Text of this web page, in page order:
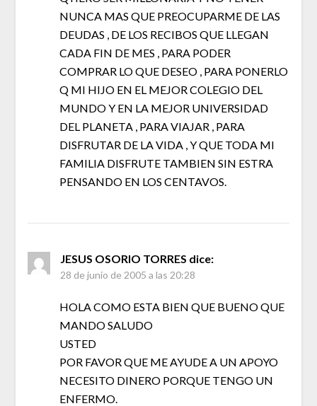
NUNCA MAS QUE PREOCUPARME DE LAS
DEUDAS , DE LOS RECIBOS QUE LLEGAN
CADA FIN DE MES , PARA PODER
COMPRAR LO QUE DESEO , PARA PONERLO
Q MI HIJO EN EL MEJOR COLEGIO DEL
MUNDO Y EN LA MEJOR UNIVERSIDAD
DEL PLANETA , PARA VIAJAR , PARA
DISFRUTAR DE LA VIDA , Y QUE TODA MI
FAMILIA DISFRUTE TAMBIEN SIN ESTRA
PENSANDO EN LOS CENTAVOS.
JESUS OSORIO TORRES dice:
28 de junio de 2005 a las 20:28
HOLA COMO ESTA BIEN QUE BUENO QUE
MANDO SALUDO
USTED
POR FAVOR QUE ME AYUDE A UN APOYO
NECESITO DINERO PORQUE TENGO UN
ENFERMO.